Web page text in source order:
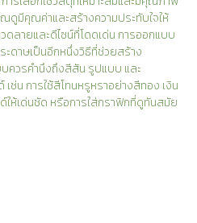
ดูมีคุณค่าและสร้างความประทับใจให้
ลายและดีไซน์ที่โดดเด่น การออกแบบ
ดาษเป็นอีกหนึ่งวิธีที่ช่วยสร้าง
ควรคำนึงถึงสีสัน รูปแบบ และ
น การใช้สีโทนหรูหราอย่างสีทอง เงิน
ห้เด่นชัด หรือการใส่กราฟิกที่ดูทันสมัย